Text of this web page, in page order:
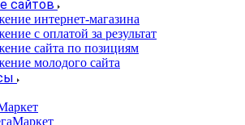
сайтов
интернет-магазина
с оплатой за результат
сайта по позициям
молодого сайта